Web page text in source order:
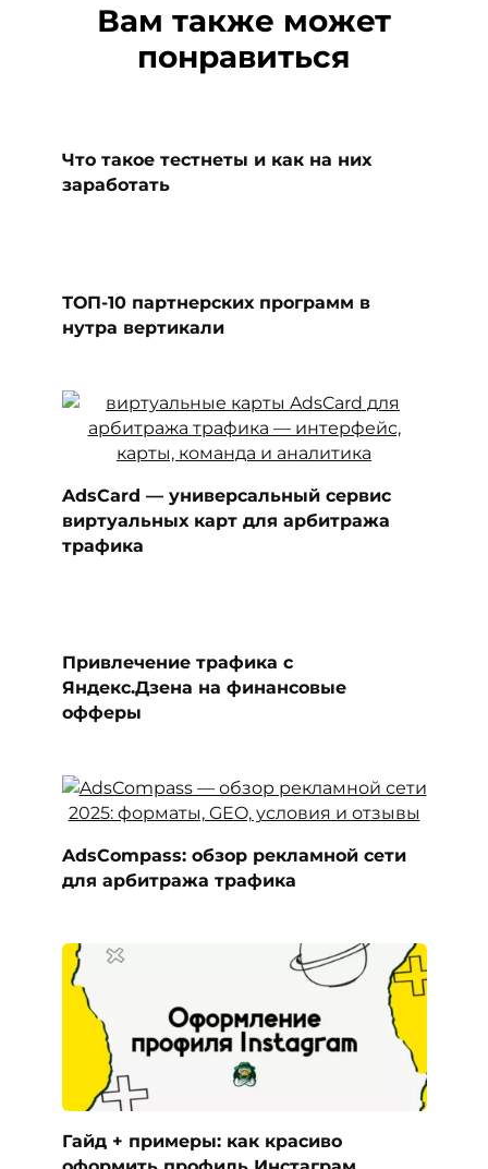
Вам также может
понравиться
Что такое тестнеты и как на них
заработать
ТОП-10 партнерских программ в
нутра вертикали
AdsCard — универсальный сервис
виртуальных карт для арбитража
трафика
Привлечение трафика с
Яндекс.Дзена на финансовые
офферы
AdsCompass: обзор рекламной сети
для арбитража трафика
Гайд + примеры: как красиво